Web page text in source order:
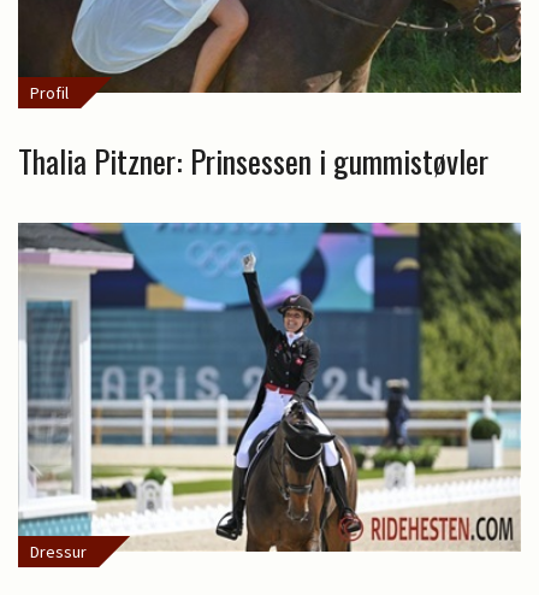
Profil
Thalia Pitzner: Prinsessen i gummistøvler
Dressur